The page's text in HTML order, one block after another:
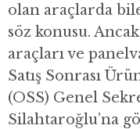
olan araçlarda
söz konusu.
araçları ve
Satış Sonrası
(OSS) Genel
Silahtaroğlu’na